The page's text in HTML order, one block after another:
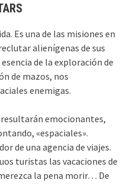
Es una de las misiones en
alienígenas de sus
de la exploración de
de mazos, nos
enemigas.
emocionantes,
«espaciales».
de una agencia de viajes.
turistas las vacaciones de
la pena morir… De